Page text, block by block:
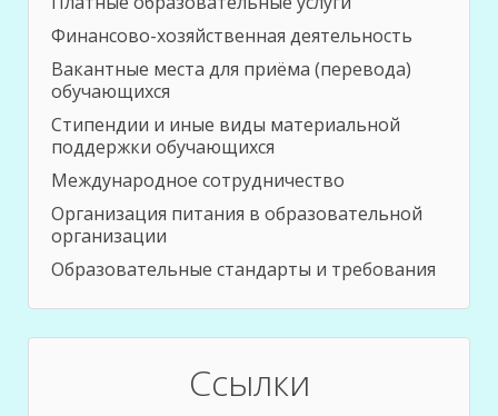
Финансово-хозяйственная деятельность
Вакантные места для приёма (перевода)
обучающихся
Стипендии и иные виды материальной
поддержки обучающихся
Международное сотрудничество
Организация питания в образовательной
организации
Образовательные стандарты и требования
Ссылки